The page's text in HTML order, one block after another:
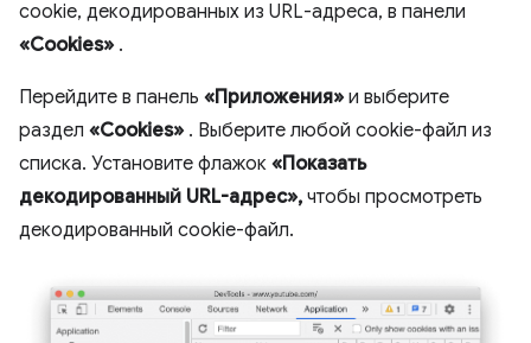
cookie, декодированных из URL-адреса, в панели
«Cookies» .
Перейдите в панель «Приложения» и выберите
раздел «Cookies» . Выберите любой cookie-файл из
списка. Установите флажок «Показать
декодированный URL-адрес», чтобы просмотреть
декодированный cookie-файл.